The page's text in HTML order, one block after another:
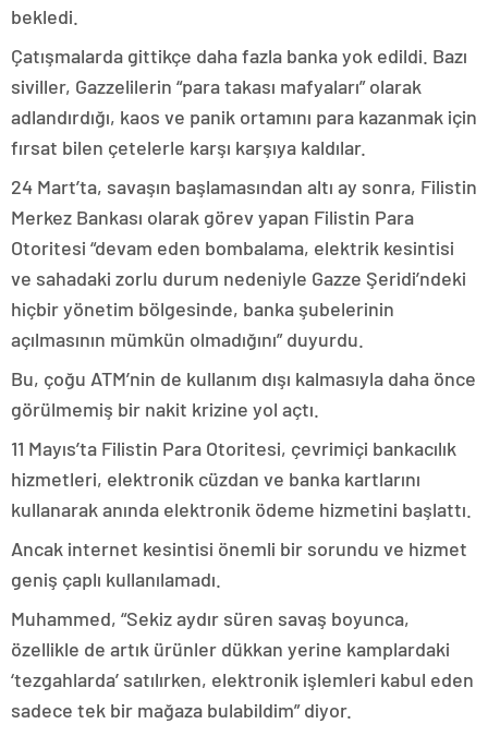
bekledi.
Çatışmalarda gittikçe daha fazla banka yok edildi. Bazı
siviller, Gazzelilerin “para takası mafyaları” olarak
adlandırdığı, kaos ve panik ortamını para kazanmak için
fırsat bilen çetelerle karşı karşıya kaldılar.
24 Mart’ta, savaşın başlamasından altı ay sonra, Filistin
Merkez Bankası olarak görev yapan Filistin Para
Otoritesi “devam eden bombalama, elektrik kesintisi
ve sahadaki zorlu durum nedeniyle Gazze Şeridi’ndeki
hiçbir yönetim bölgesinde, banka şubelerinin
açılmasının mümkün olmadığını” duyurdu.
Bu, çoğu ATM’nin de kullanım dışı kalmasıyla daha önce
görülmemiş bir nakit krizine yol açtı.
11 Mayıs’ta Filistin Para Otoritesi, çevrimiçi bankacılık
hizmetleri, elektronik cüzdan ve banka kartlarını
kullanarak anında elektronik ödeme hizmetini başlattı.
Ancak internet kesintisi önemli bir sorundu ve hizmet
geniş çaplı kullanılamadı.
Muhammed, “Sekiz aydır süren savaş boyunca,
özellikle de artık ürünler dükkan yerine kamplardaki
‘tezgahlarda’ satılırken, elektronik işlemleri kabul eden
sadece tek bir mağaza bulabildim” diyor.